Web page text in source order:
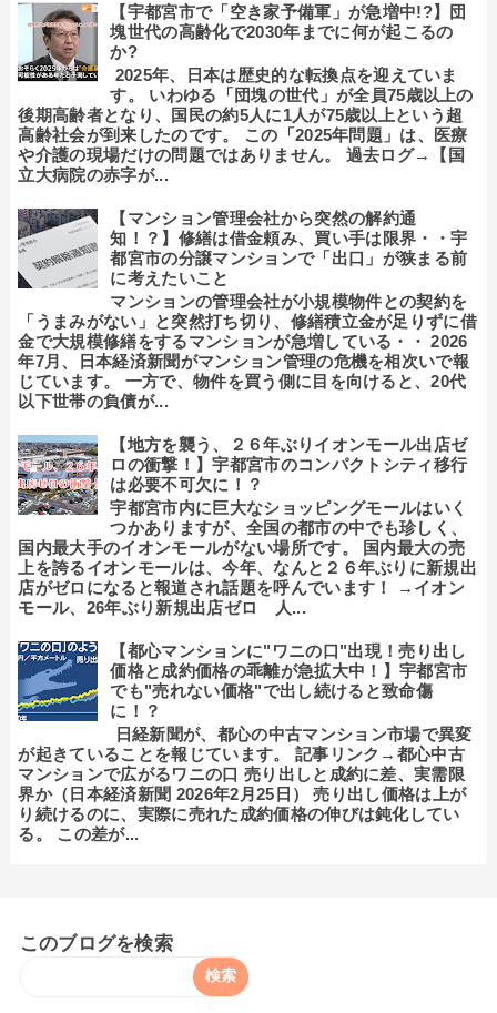
【宇都宮市で「空き家予備軍」が急増中!?】団
塊世代の高齢化で2030年までに何が起こるの
か?
2025年、日本は歴史的な転換点を迎えていま
す。 いわゆる「団塊の世代」が全員75歳以上の
後期高齢者となり、国民の約5人に1人が75歳以上という超
高齢社会が到来したのです。 この「2025年問題」は、医療
や介護の現場だけの問題ではありません。 過去ログ→【国
立大病院の赤字が...
【マンション管理会社から突然の解約通
知！？】修繕は借金頼み、買い手は限界・・宇
都宮市の分譲マンションで「出口」が狭まる前
に考えたいこと
マンションの管理会社が小規模物件との契約を
「うまみがない」と突然打ち切り、修繕積立金が足りずに借
金で大規模修繕をするマンションが急増している・・ 2026
年7月、日本経済新聞がマンション管理の危機を相次いで報
じています。 一方で、物件を買う側に目を向けると、20代
以下世帯の負債が...
【地方を襲う、２６年ぶりイオンモール出店ゼ
ロの衝撃！】宇都宮市のコンパクトシティ移行
は必要不可欠に！？
宇都宮市内に巨大なショッピングモールはいく
つかありますが、全国の都市の中でも珍しく、
国内最大手のイオンモールがない場所です。 国内最大の売
上を誇るイオンモールは、今年、なんと２６年ぶりに新規出
店がゼロになると報道され話題を呼んでいます！ →イオン
モール、26年ぶり新規出店ゼロ 人...
【都心マンションに"ワニの口"出現！売り出し
価格と成約価格の乖離が急拡大中！】宇都宮市
でも"売れない価格"で出し続けると致命傷
に！？
日経新聞が、都心の中古マンション市場で異変
が起きていることを報じています。 記事リンク→都心中古
マンションで広がるワニの口 売り出しと成約に差、実需限
界か（日本経済新聞 2026年2月25日） 売り出し価格は上が
り続けるのに、実際に売れた成約価格の伸びは鈍化してい
る。 この差が...
このブログを検索